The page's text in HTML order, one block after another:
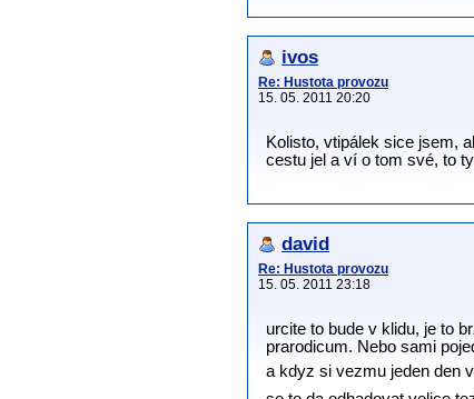
ivos
Re: Hustota provozu
15. 05. 2011 20:20
Kolisto, vtipálek sice jsem,
cestu jel a ví o tom své, to
david
Re: Hustota provozu
15. 05. 2011 23:18
urcite to bude v klidu, je to
prarodicum. Nebo sami
a kdyz si vezmu jeden den